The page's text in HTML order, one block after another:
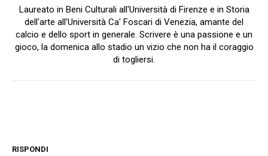
Laureato in Beni Culturali all'Università di Firenze e in Storia
dell'arte all'Università Ca' Foscari di Venezia, amante del
calcio e dello sport in generale. Scrivere è una passione e un
gioco, la domenica allo stadio un vizio che non ha il coraggio
di togliersi.
RISPONDI